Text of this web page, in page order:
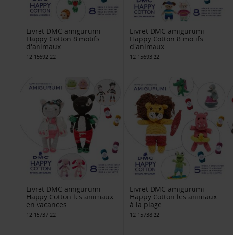
Livret DMC amigurumi
Happy Cotton 8 motifs
d'animaux
12 15692 22
Livret DMC amigurumi
Happy Cotton 8 motifs
d'animaux
12 15693 22
Livret DMC amigurumi
Happy Cotton les animaux
en vacances
12 15737 22
Livret DMC amigurumi
Happy Cotton les animaux
à la plage
12 15738 22